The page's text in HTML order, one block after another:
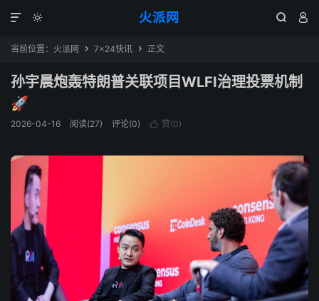
火派网
  

当前位置： 火派网  7×24快讯  正文
孙宇晨炮轰特朗普关联项目WLFI治理投票机制
🚀
2026-04-16 阅读(27) 评论(0)  赞(0)